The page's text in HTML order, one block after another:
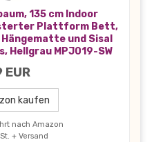
135 cm Indoor
Plattform Bett,
und Sisal
Hellgrau MPJ019-SW
EUR
kaufen
nach Amazon
+ Versand